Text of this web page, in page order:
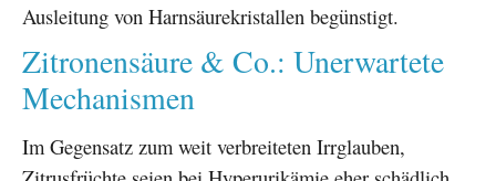
Ausleitung von Harnsäurekristallen begünstigt.
Zitronensäure & Co.: Unerwartete
Mechanismen
Im Gegensatz zum weit verbreiteten Irrglauben,